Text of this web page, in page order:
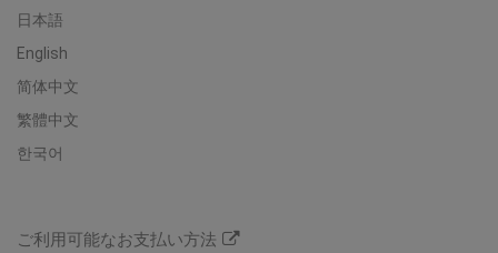
日本語
English
简体中文
繁體中文
한국어
ご利用可能なお支払い方法